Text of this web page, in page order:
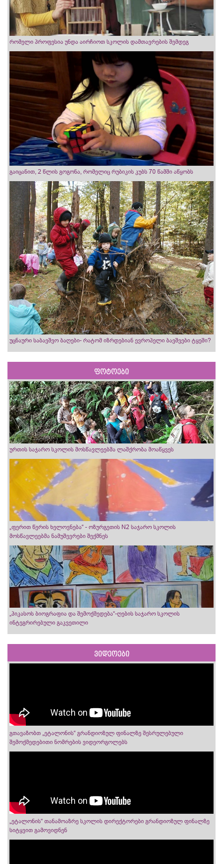
რომელი პროფესია უნდა აირჩიოთ სკოლის დამთავრების შემდეგ
გაიცანით, 2 წლის გოგონა, რომელიც რუბიკის კუბს 70 წამში აწყობს
უცნაური საბავშვო ბაღები- რატომ იზრდებიან ევროპელი ბავშვები ტყეში?
ფოტოები
ურთის საჯარო სკოლის მოსწავლეებმა ლაშქრობა მოაწყვეს
„ფერით წერის ხელოვნება“ - ოზურგეთის N2 საჯარო სკოლის
მოსწავლეებმა ნამუშევრები შექმნეს
„პიკასოს ბიოგრაფია და შემოქმედება“-ღების საჯარო სკოლის
ინტეგრირებული გაკვეთილი
ვიდეოები
გთავაზობთ „ეტალონის“ გრანდიოზულ ფინალზე შესრულებული
შემოქმედებითი ნომრების ვიდეორგოლებს
„ეტალონის“ თანამოაზრე სკოლის დირექტორები გრანდიოზულ ფინალზე
სიტყვით გამოვიდნენ